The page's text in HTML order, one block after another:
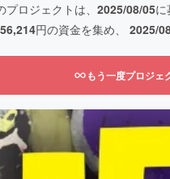
プロジェクトは、 2025/08/05に
円の資金を集め、 2025/
もう一度プロジェ